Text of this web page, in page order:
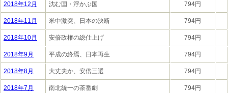
2018年12月 沈む国・浮かぶ国 794円
2018年11月 米中激突、日本の決断 794円
2018年10月 安倍政権の総仕上げ 794円
2018年9月 平成の終焉、日本再生 794円
2018年8月 大丈夫か、安倍三選 794円
2018年7月 南北統一の茶番劇 794円